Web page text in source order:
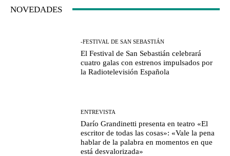
NOVEDADES
-FESTIVAL DE SAN SEBASTIÁN
El Festival de San Sebastián celebrará
cuatro galas con estrenos impulsados por
la Radiotelevisión Española
ENTREVISTA
Darío Grandinetti presenta en teatro «El
escritor de todas las cosas»: «Vale la pena
hablar de la palabra en momentos en que
está desvalorizada»